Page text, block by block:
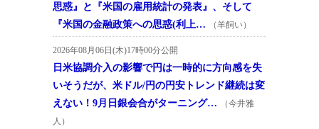
思惑』と『米国の雇用統計の発表』、そして
『米国の金融政策への思惑(利上…
（羊飼い）
2026年08月06日(木)17時00分公開
日米協調介入の影響で円は一時的に方向感を失
いそうだが、米ドル/円の円安トレンド継続は変
えない！9月日銀会合がターニング…
（今井雅
人）